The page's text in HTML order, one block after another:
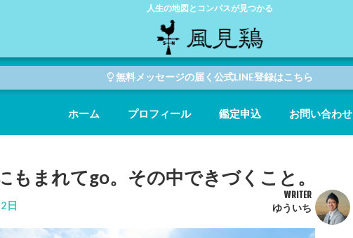
人生の地図とコンパスが見つかる
無料メッセージの届く公式LINE登録はこちら
ホーム プロフィール 鑑定申込 お問い合わせ
もまれてgo。その中できづくこと。
日
WRITER
ゆういち